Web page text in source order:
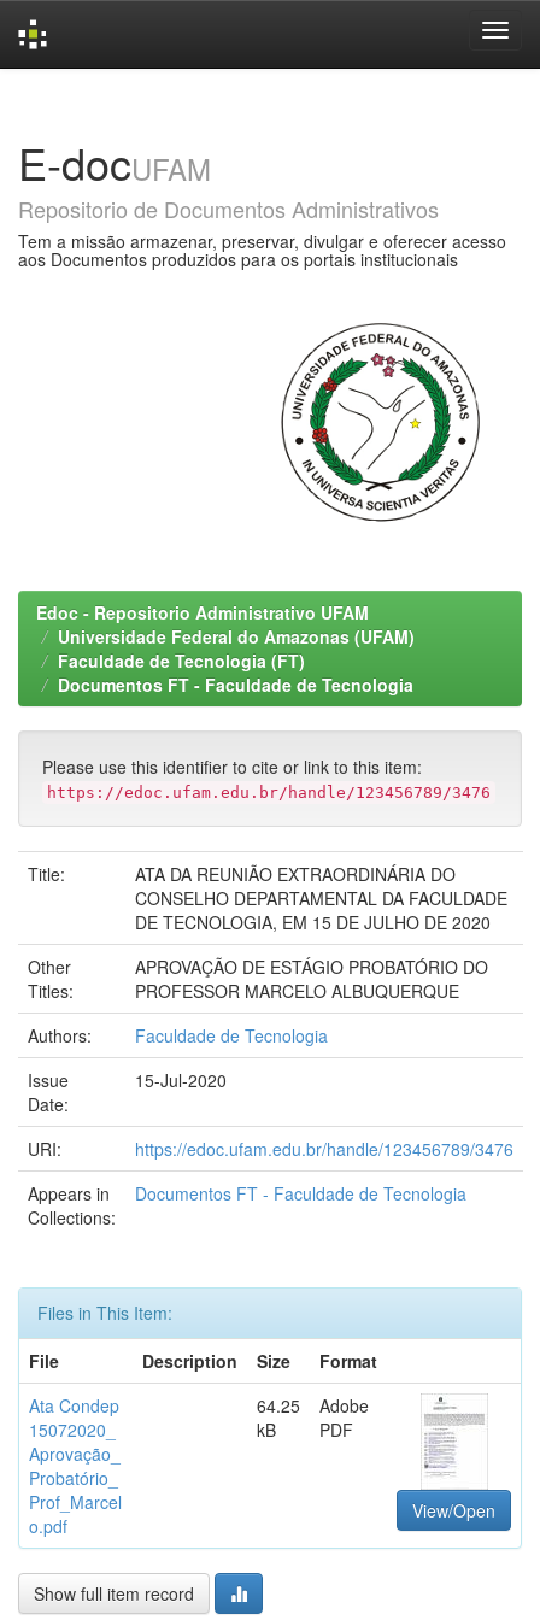
E-docUFAM
Repositorio de Documentos Administrativos
Tem a missão armazenar, preservar, divulgar e oferecer acesso
aos Documentos produzidos para os portais institucionais
Edoc - Repositorio Administrativo UFAM
Universidade Federal do Amazonas (UFAM)
Faculdade de Tecnologia (FT)
Documentos FT - Faculdade de Tecnologia
Please use this identifier to cite or link to this item:
https://edoc.ufam.edu.br/handle/123456789/3476
Title:
ATA DA REUNIÃO EXTRAORDINÁRIA DO
CONSELHO DEPARTAMENTAL DA FACULDADE
DE TECNOLOGIA, EM 15 DE JULHO DE 2020
Other
Titles:
APROVAÇÃO DE ESTÁGIO PROBATÓRIO DO
PROFESSOR MARCELO ALBUQUERQUE
Authors:
Faculdade de Tecnologia
Issue
Date:
15-Jul-2020
URI:
https://edoc.ufam.edu.br/handle/123456789/3476
Appears in
Collections:
Documentos FT - Faculdade de Tecnologia
Files in This Item:
File
Description Size
Format
Ata Condep
15072020_
Aprovação_
Probatório_
Prof_Marcel
o.pdf
64.25
kB
Adobe
PDF
View/Open
Show full item record